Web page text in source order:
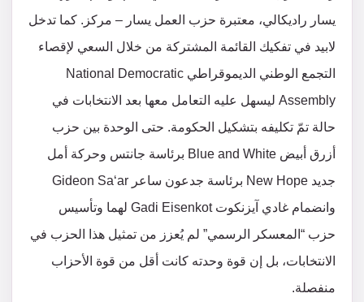
يسار راديكالي، معتبرة حزب العمل يسار – مركز. كما تدخل
لابيد في تفكيك القائمة المشتركة من خلال السعي لإقصاء
التجمع الوطني الديموقراطي National Democratic
Assembly ليسهل عليه التعامل معها بعد الانتخابات في
حالة تمّ تكليفه بتشكيل الحكومة. حتى الوحدة بين حزب
أزرق أبيض Blue and White برئاسة جانتس وحركة أمل
جديد New Hope برئاسة جدعون ساعر Gideon Sa‘ar
وانضمام غادي آيزنكوت Gadi Eisenkot لهما وتأسيس
حزب “المعسكر الرسمي” لم يُعزز من تمثيل هذا الحزب في
الانتخابات، بل إن قوة وحدته كانت أقل من قوة الأحزاب
منفصلة.